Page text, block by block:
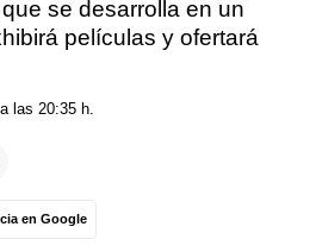
se desarrolla en un
películas y ofertará
las 20:35 h.
en Google